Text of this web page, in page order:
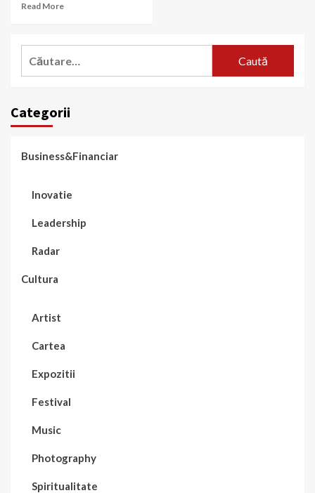
Read More
Categorii
Business&Financiar
Inovatie
Leadership
Radar
Cultura
Artist
Cartea
Expozitii
Festival
Music
Photography
Spiritualitate